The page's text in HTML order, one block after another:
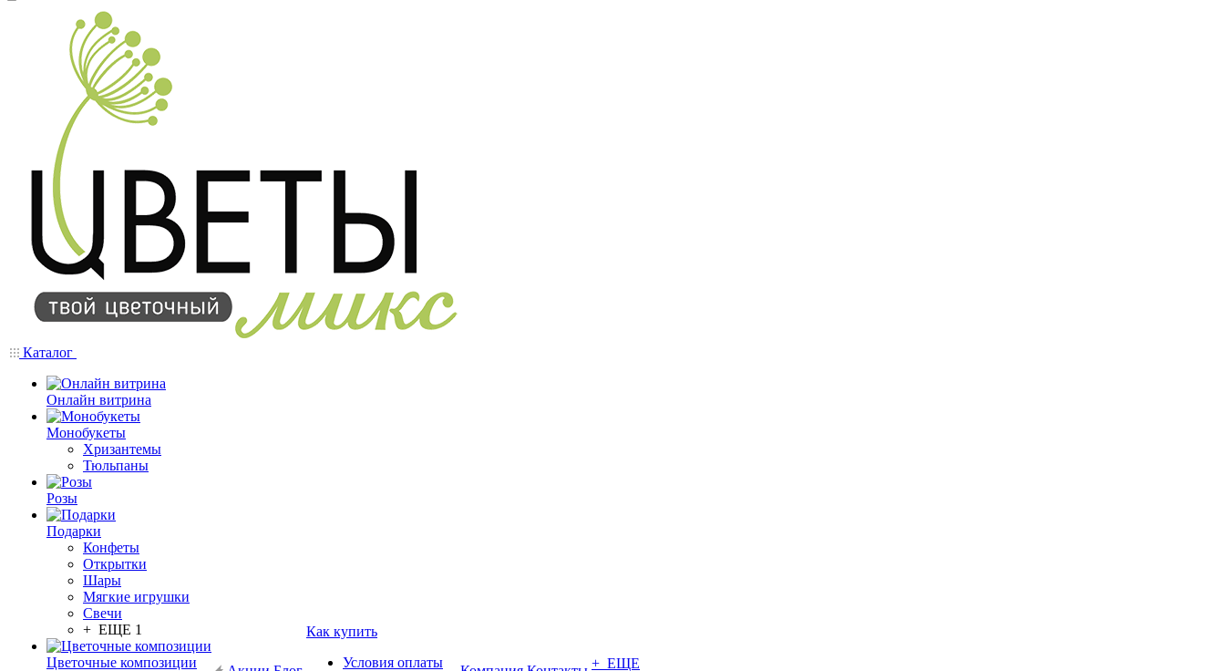
Каталог
Онлайн витрина
Монобукеты
Хризантемы
Тюльпаны
Розы
Подарки
Конфеты
Открытки
Шары
Мягкие игрушки
Свечи
+ ЕЩЕ 1
Цветочные композиции
Как купить
Условия оплаты
+ ЕЩЕ